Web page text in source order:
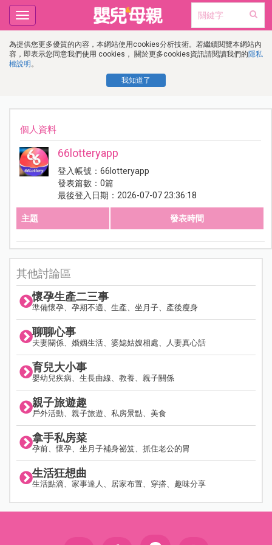
為提供您更多優質的內容，本網站使用cookies分析技術。若繼續閱覽本網站內
容，即表示您同意我們使用 cookies， 關於更多cookies資訊請閱讀我們的隱私
權說明 。
我知道了
Toggle
navigation
個人資料
66lotteryapp
登入帳號：66lotteryapp
發表篇數：0篇
最後登入日期：2026-07-07 23:36:18
主題 發表時間
其他討論區
懷孕生產二三事
準備懷孕、孕期不適、生產、坐月子、產後瘦身
聊聊心事
夫妻關係、婚姻生活、婆媳姑嫂相處、人妻真心話
育兒大小事
嬰幼兒疾病、生長曲線、教養、親子關係
親子旅遊趣
戶外活動、親子旅遊、私房景點、美食
拿手私房菜
孕前、懷孕、坐月子補身祕笈、抓住老公的胃
生活狂想曲
生活點滴、家事達人、居家布置、穿搭、趣味分享